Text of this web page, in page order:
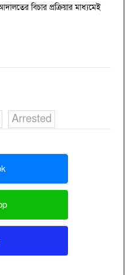
বিচার প্রক্রিয়ার মাধ্যমেই
Arrested